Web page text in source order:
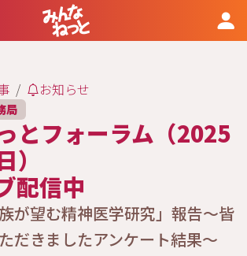
お知らせ
局
とフォーラム（2025
配信中
が望む精神医学研究」報告～皆
だきましたアンケート結果～